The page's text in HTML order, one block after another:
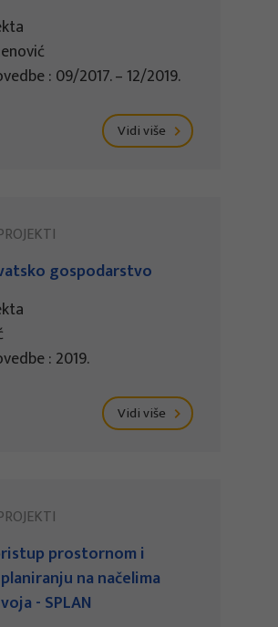
: 09/2017. – 12/2019.
Vidi više
gospodarstvo
: 2019.
Vidi više
prostornom i
na načelima
- SPLAN